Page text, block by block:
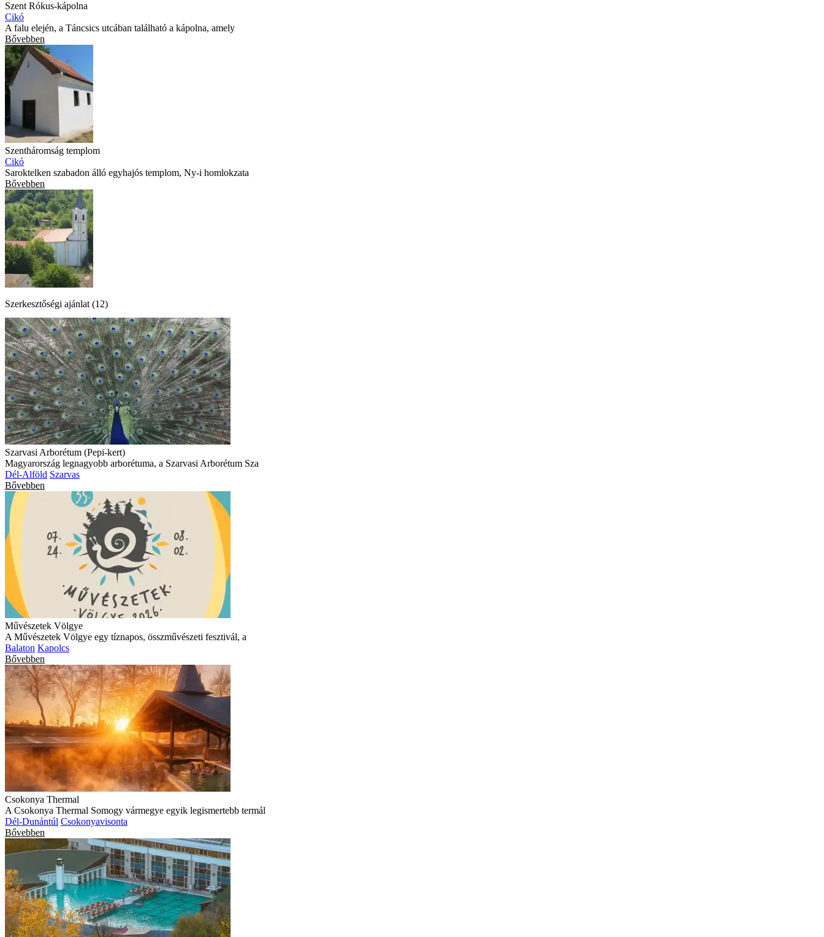
Szent Rókus-kápolna
Cikó
A falu elején, a Táncsics utcában található a kápolna, amely
Bővebben
Szentháromság templom
Cikó
Saroktelken szabadon álló egyhajós templom, Ny-i homlokzata
Bővebben
Szerkesztőségi ajánlat (12)
Szarvasi Arborétum (Pepi-kert)
Magyarország legnagyobb arborétuma, a Szarvasi Arborétum Sza
Dél-Alföld Szarvas
Bővebben
Művészetek Völgye
A Művészetek Völgye egy tíznapos, összművészeti fesztivál, a
Balaton Kapolcs
Bővebben
Csokonya Thermal
A Csokonya Thermal Somogy vármegye egyik legismertebb termál
Dél-Dunántúl Csokonyavisonta
Bővebben